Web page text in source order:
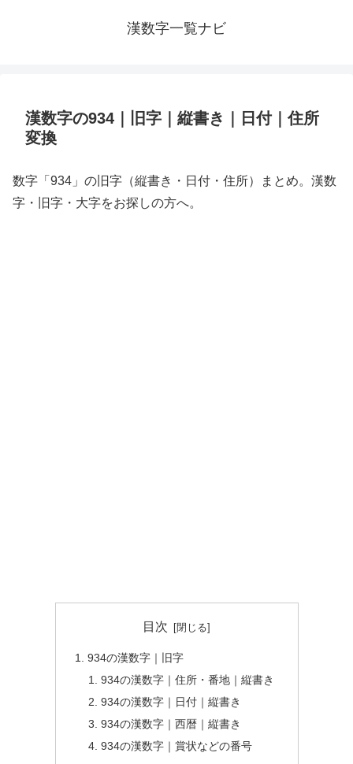
漢数字一覧ナビ
漢数字の934｜旧字｜縦書き｜日付｜住所
変換
数字「934」の旧字（縦書き・日付・住所）まとめ。漢数
字・旧字・大字をお探しの方へ。
目次
934の漢数字｜旧字
934の漢数字｜住所・番地｜縦書き
934の漢数字｜日付｜縦書き
934の漢数字｜西暦｜縦書き
934の漢数字｜賞状などの番号